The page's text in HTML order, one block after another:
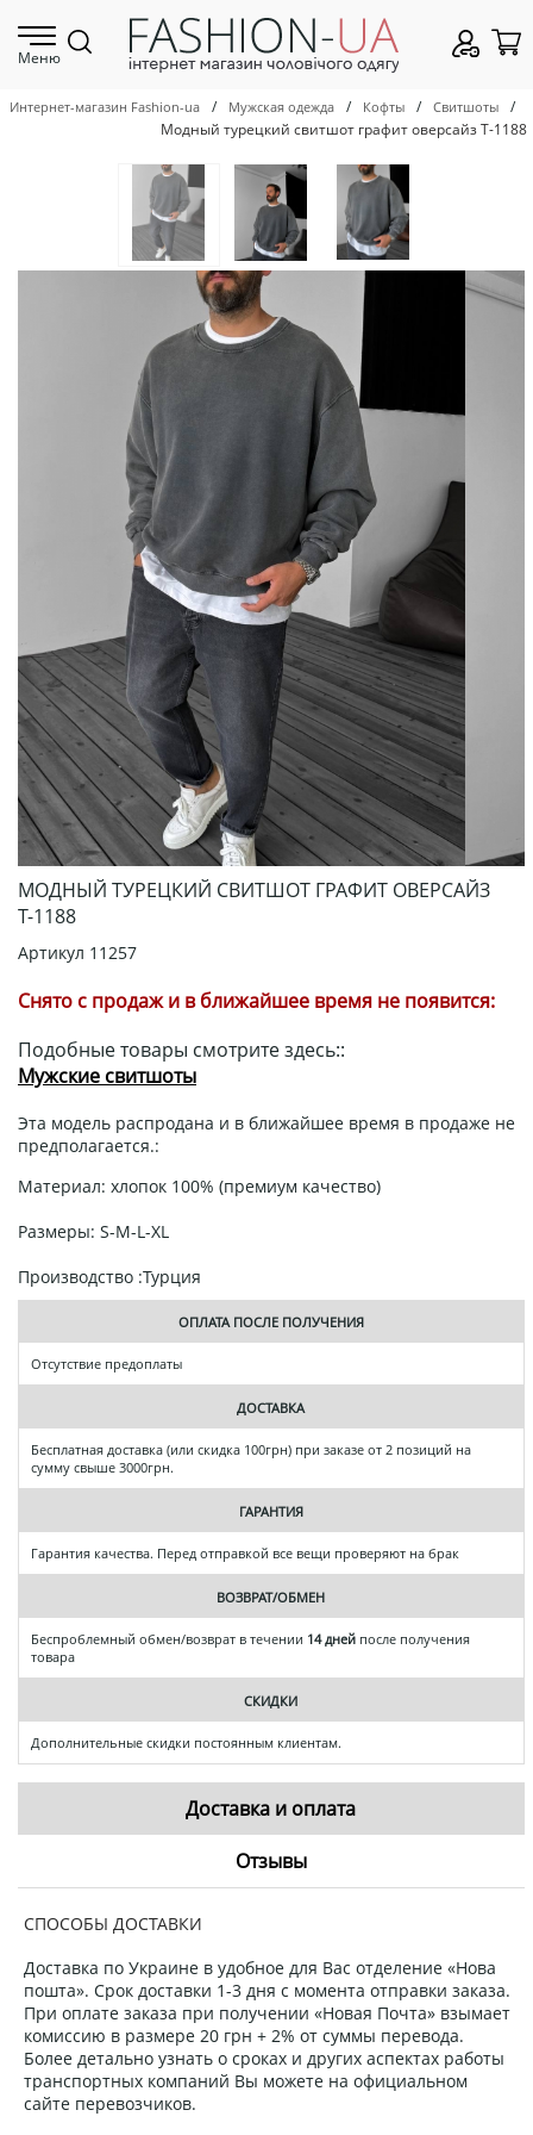
Меню
Интернет-магазин Fashion-ua / Мужская одежда / Кофты / Свитшоты
/
Модный турецкий свитшот графит оверсайз Т-1188
МОДНЫЙ ТУРЕЦКИЙ СВИТШОТ ГРАФИТ ОВЕРСАЙЗ
Т-1188
Артикул 11257
Снято с продаж и в ближайшее время не появится:
Подобные товары смотрите здесь::
Мужские свитшоты
Эта модель распродана и в ближайшее время в продаже не
предполагается.:
Материал: хлопок 100% (премиум качество)
Размеры: S-M-L-XL
Производство :Турция
ОПЛАТА ПОСЛЕ ПОЛУЧЕНИЯ
Отсутствие предоплаты
ДОСТАВКА
Бесплатная доставка (или скидка 100грн) при заказе от 2 позиций на
сумму свыше 3000грн.
ГАРАНТИЯ
Гарантия качества. Перед отправкой все вещи проверяют на брак
ВОЗВРАТ/ОБМЕН
Беспроблемный обмен/возврат в течении 14 дней после получения
товара
СКИДКИ
Дополнительные скидки постоянным клиентам.
Доставка и оплата
Отзывы
СПОСОБЫ ДОСТАВКИ
Доставка по Украине в удобное для Вас отделение «Нова
пошта». Срок доставки 1-3 дня с момента отправки заказа.
При оплате заказа при получении «Новая Почта» взымает
комиссию в размере 20 грн + 2% от суммы перевода.
Более детально узнать о сроках и других аспектах работы
транспортных компаний Вы можете на официальном
сайте перевозчиков.